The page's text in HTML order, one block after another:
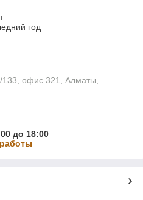
котором держится вся
Если оно выполнено
и современный асфальт
уплотнение,
или отсутствие защитных
просадкам и другим
и повреждений.
воды и других внешних
год
офис 321, Алматы,
до 18:00